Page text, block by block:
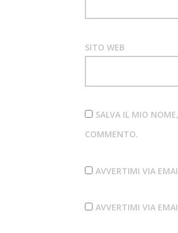
SITO WEB
SALVA IL MIO
COMMENTO.
AVVERTIMI VIA
AVVERTIMI VIA